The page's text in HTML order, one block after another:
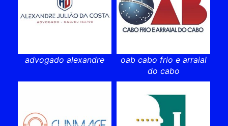
advogado alexandre
oab cabo frio e arraial
do cabo